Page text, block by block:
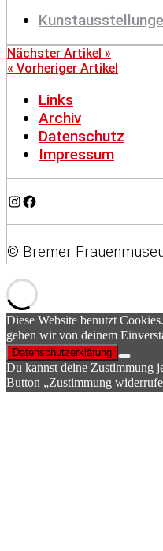
Nächster Artikel »
« Vorheriger Artikel
Links
Archiv
Datenschutz
Impressum
Instagram
Facebook
© Bremer
Diese Website benutzt
gehen wir von deinem
Datenschutzerklärung
Du kannst deine Zustimmung
Button „Zustimmung